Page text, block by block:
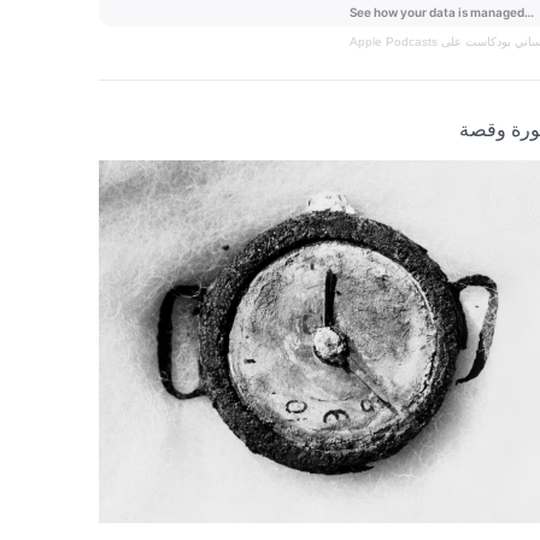
بودكاست على Apple Podcasts
وقصة